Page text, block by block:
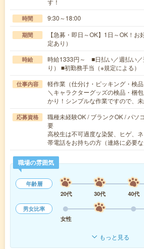
時間 9:30～18:00
期間
【急募・即日～OK】1日～OK！お
定あり）
時給
時給1333円～ ■日払い／週払い／
り） ■初勤務手当（※規定による）
仕事内容
軽作業（仕分け・ピッキング・検品
＼キャラクターグッズの検品・梱
かり！シンプルな作業ですので、
応募資格
職種未経験OK / ブランクOK / パソ
要
高校生は不可過度な染髪、ヒゲ、
帯電話をお持ちの方（連絡に必要
職場の雰囲気
年齢層
20代
30代 40代
男女比率
女性
もっと見る